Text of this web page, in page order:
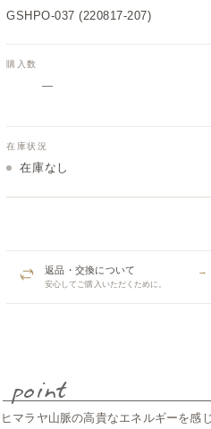
GSHPO-037 (220817-207)
購入数
—
在庫状況
在庫なし
返品・交換について
安心してご購入いただくために。
→
ヒマラヤ山脈の高貴なエネルギーを感